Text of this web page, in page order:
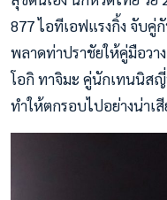
877 ไอทีเอฟแรงกิ้ง จับคู่
พลาดท่าปราชัยให้คู่มือวา
โอกิ ทาจิมะ คู่นักเทนนิส
ทำให้ตกรอบไปอย่างน่าเ